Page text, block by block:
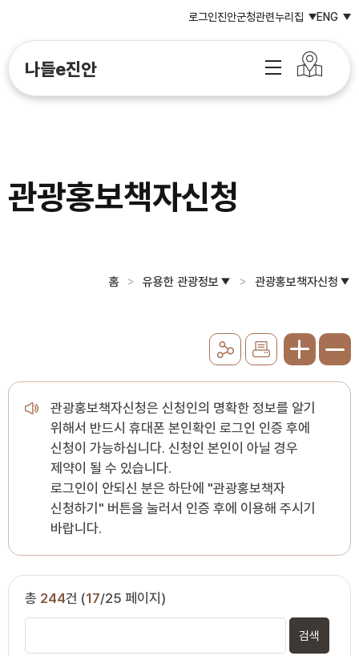
로그인진안군청관련누리집 ENG
나들e진안
관광홍보책자신청
홈 유용한 관광정보 관광홍보책자신청
관광홍보책자신청은 신청인의 명확한 정보를 알기
위해서 반드시 휴대폰 본인확인 로그인 인증 후에
신청이 가능하십니다. 신청인 본인이 아닐 경우
제약이 될 수 있습니다.
로그인이 안되신 분은 하단에 "관광홍보책자
신청하기" 버튼을 눌러서 인증 후에 이용해 주시기
바랍니다.
총 244건 (17/25 페이지)